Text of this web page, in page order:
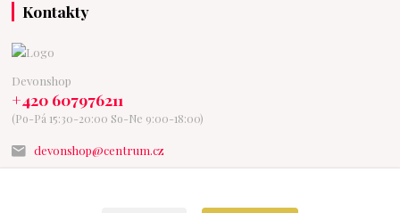
Kontakty
Devonshop
+420 607976211
(Po-Pá 15:30-20:00 So-Ne 9:00-18:00)
devonshop@centrum.cz